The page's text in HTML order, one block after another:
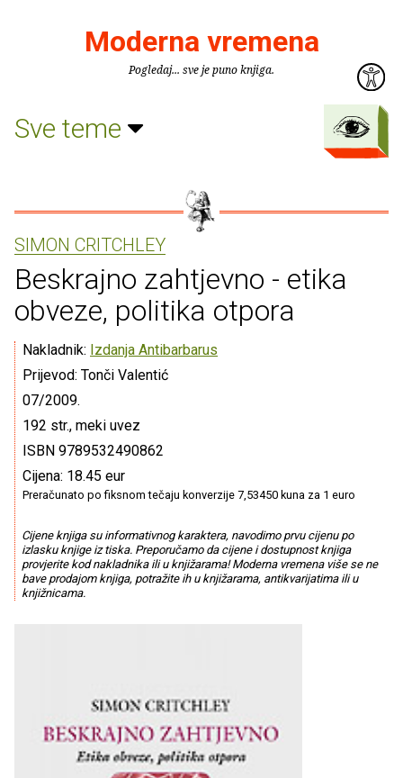
Moderna vremena
Pogledaj... sve je puno knjiga.
Sve teme
SIMON CRITCHLEY
Beskrajno zahtjevno - etika
obveze, politika otpora
Nakladnik: Izdanja Antibarbarus
Prijevod: Tonči Valentić
07/2009.
192 str., meki uvez
ISBN 9789532490862
Cijena: 18.45 eur
Preračunato po fiksnom tečaju konverzije 7,53450 kuna za 1 euro
Cijene knjiga su informativnog karaktera, navodimo prvu cijenu po
izlasku knjige iz tiska. Preporučamo da cijene i dostupnost knjiga
provjerite kod nakladnika ili u knjižarama! Moderna vremena više se ne
bave prodajom knjiga, potražite ih u knjižarama, antikvarijatima ili u
knjižnicama.